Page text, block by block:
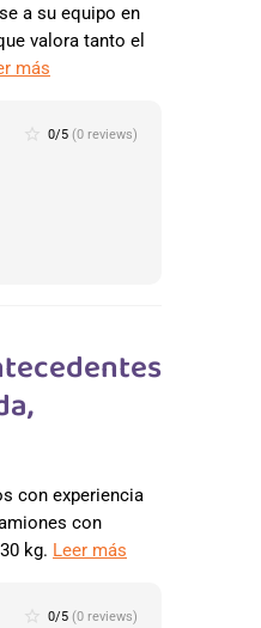
a su equipo en
valora tanto el
más
star_border 0/5 (0 reviews)
con experiencia
con
kg. Leer más
star_border 0/5 (0 reviews)